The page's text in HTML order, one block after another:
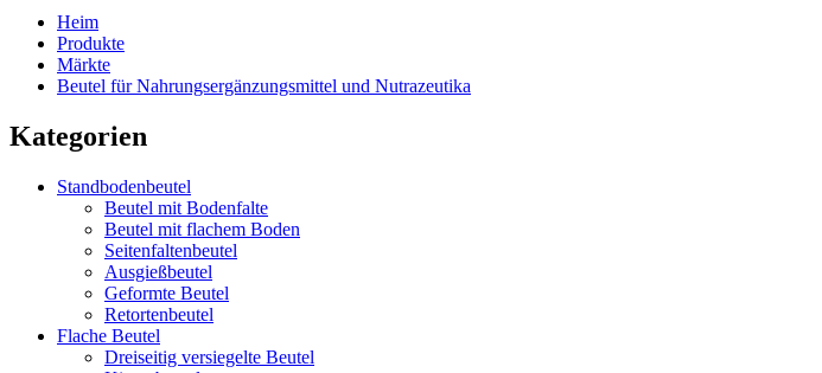
Heim
Produkte
Märkte
Beutel für Nahrungsergänzungsmittel und Nutrazeutika
Kategorien
Standbodenbeutel
Beutel mit Bodenfalte
Beutel mit flachem Boden
Seitenfaltenbeutel
Ausgießbeutel
Geformte Beutel
Retortenbeutel
Flache Beutel
Dreiseitig versiegelte Beutel